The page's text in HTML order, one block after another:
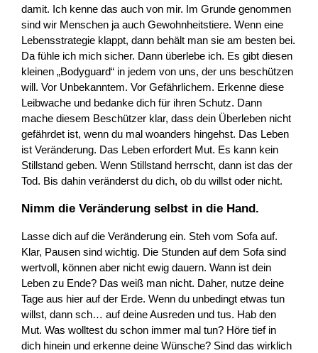
damit. Ich kenne das auch von mir. Im Grunde genommen
sind wir Menschen ja auch Gewohnheitstiere. Wenn eine
Lebensstrategie klappt, dann behält man sie am besten bei.
Da fühle ich mich sicher. Dann überlebe ich. Es gibt diesen
kleinen „Bodyguard“ in jedem von uns, der uns beschützen
will. Vor Unbekanntem. Vor Gefährlichem. Erkenne diese
Leibwache und bedanke dich für ihren Schutz. Dann
mache diesem Beschützer klar, dass dein Überleben nicht
gefährdet ist, wenn du mal woanders hingehst. Das Leben
ist Veränderung. Das Leben erfordert Mut. Es kann kein
Stillstand geben. Wenn Stillstand herrscht, dann ist das der
Tod. Bis dahin veränderst du dich, ob du willst oder nicht.
Nimm die Veränderung selbst in die Hand.
Lasse dich auf die Veränderung ein. Steh vom Sofa auf.
Klar, Pausen sind wichtig. Die Stunden auf dem Sofa sind
wertvoll, können aber nicht ewig dauern. Wann ist dein
Leben zu Ende? Das weiß man nicht. Daher, nutze deine
Tage aus hier auf der Erde. Wenn du unbedingt etwas tun
willst, dann sch… auf deine Ausreden und tus. Hab den
Mut. Was wolltest du schon immer mal tun? Höre tief in
dich hinein und erkenne deine Wünsche? Sind das wirklich